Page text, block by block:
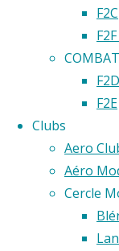
F2C
COMBAT
F2D
F2E
Clubs
Aero
Aéro
Cercle